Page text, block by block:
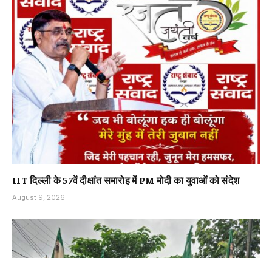
IIT दिल्ली के 57वें दीक्षांत समारोह में PM मोदी का युवाओं को संदेश
August 9, 2026